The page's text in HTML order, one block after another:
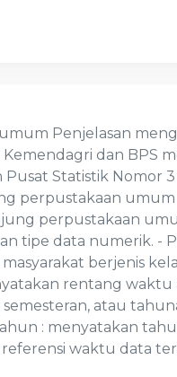
Penjelasan
dan BPS
Pusat Statistik Nomor
perpustakaan umum
perpustakaan
tipe data numerik. -
berjenis
rentang
atau
: menyatakan
waktu data